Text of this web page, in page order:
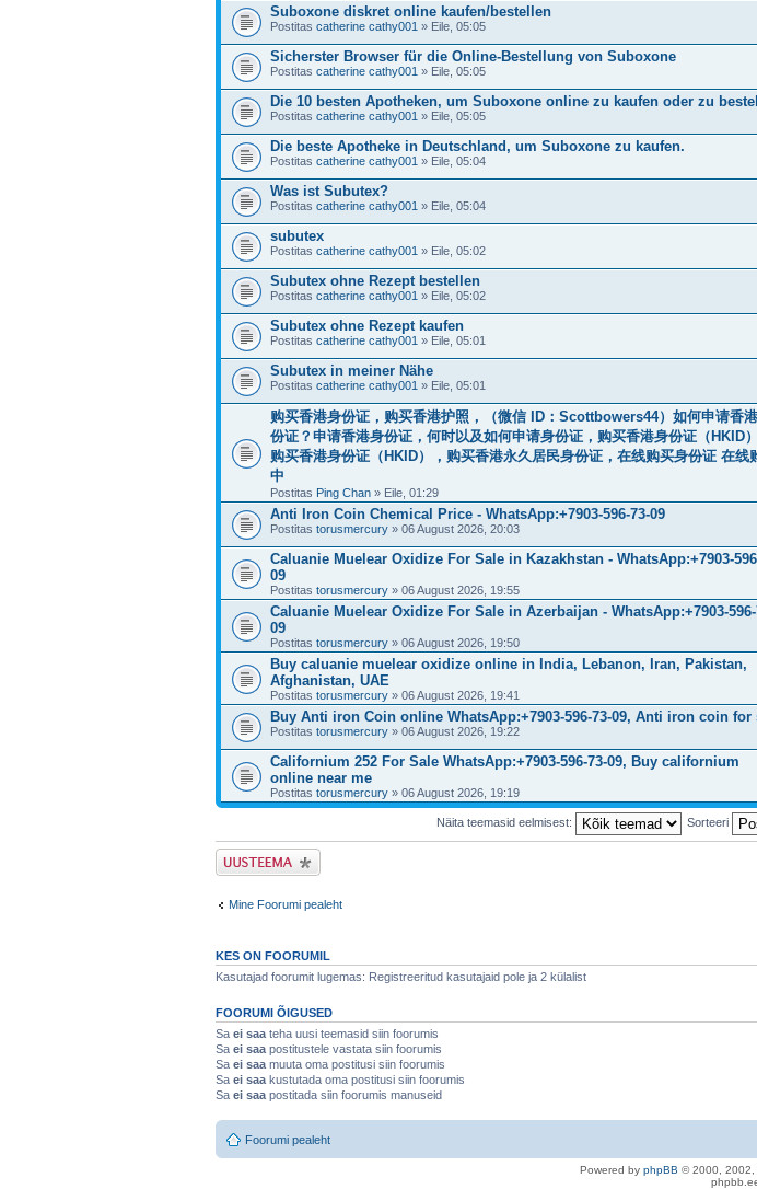
Suboxone diskret online kaufen/bestellen
Postitas catherine cathy001 » Eile, 05:05
Sicherster Browser für die Online-Bestellung von Suboxone
Postitas catherine cathy001 » Eile, 05:05
Die 10 besten Apotheken, um Suboxone online zu kaufen oder zu
Postitas catherine cathy001 » Eile, 05:05
Die beste Apotheke in Deutschland, um Suboxone zu kaufen.
Postitas catherine cathy001 » Eile, 05:04
Was ist Subutex?
Postitas catherine cathy001 » Eile, 05:04
subutex
Postitas catherine cathy001 » Eile, 05:02
Subutex ohne Rezept bestellen
Postitas catherine cathy001 » Eile, 05:02
Subutex ohne Rezept kaufen
Postitas catherine cathy001 » Eile, 05:01
Subutex in meiner Nähe
Postitas catherine cathy001 » Eile, 05:01
购买香港身份证，购买香港护照，（微信 ID：Scottbowers44）如何申请香
份证？申请香港身份证，何时以及如何申请身份证，购买香港身份证（HKID）
购买香港身份证（HKID），购买香港永久居民身份证，在线购买身份证 在线
中
Postitas Ping Chan » Eile, 01:29
Anti Iron Coin Chemical Price - WhatsApp:+7903-596-73-09
Postitas torusmercury » 06 August 2026, 20:03
Caluanie Muelear Oxidize For Sale in Kazakhstan - WhatsApp:+7903-
09
Postitas torusmercury » 06 August 2026, 19:55
Caluanie Muelear Oxidize For Sale in Azerbaijan - WhatsApp:+7903-596-
09
Postitas torusmercury » 06 August 2026, 19:50
Buy caluanie muelear oxidize online in India, Lebanon, Iran, Pakistan,
Afghanistan, UAE
Postitas torusmercury » 06 August 2026, 19:41
Buy Anti iron Coin online WhatsApp:+7903-596-73-09, Anti iron coin for
Postitas torusmercury » 06 August 2026, 19:22
Californium 252 For Sale WhatsApp:+7903-596-73-09, Buy californium
online near me
Postitas torusmercury » 06 August 2026, 19:19
Näita teemasid eelmisest: Sorteeri
Tee uus teema
Mine Foorumi pealeht
KES ON FOORUMIL
Kasutajad foorumit lugemas: Registreeritud kasutajaid pole ja 2 külalist
FOORUMI ÕIGUSED
Sa ei saa teha uusi teemasid siin foorumis
Sa ei saa postitustele vastata siin foorumis
Sa ei saa muuta oma postitusi siin foorumis
Sa ei saa kustutada oma postitusi siin foorumis
Sa ei saa postitada siin foorumis manuseid
Foorumi pealeht
Powered by phpBB © 2000, 2002,